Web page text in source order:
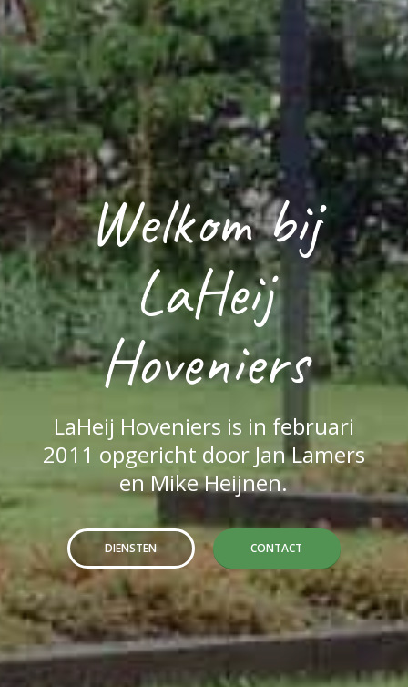
Welkom bij
LaHeij
Hoveniers
LaHeij Hoveniers is in februari
2011 opgericht door Jan Lamers
en Mike Heijnen.
DIENSTEN CONTACT